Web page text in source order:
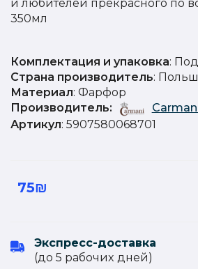
и любителей прекрасного по
350мл
Комплектация и упаковка:
Страна производитель:
Материал: Фарфор
Производитель:
Артикул: 5907580068701
75₪
Экспресс-доставка
(до 5 рабочиx дней)